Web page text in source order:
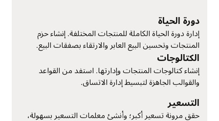
دورة الحياة
إدارة دورة الحياة الكاملة للمنتجات المختلفة. إنشاء حزم
المنتجات وتحسين البيع العابر والارتقاء بصفقات البيع.
الكتالوجات
إنشاء كتالوجات المنتجات وإدارتها. استفد من القواعد
والقوالب الجاهزة لتبسيط إدارة الاتساق.
التسعير
حقق مرونة تسعير أكبر؛ وأنشئ معلمات التسعير بسهولة،